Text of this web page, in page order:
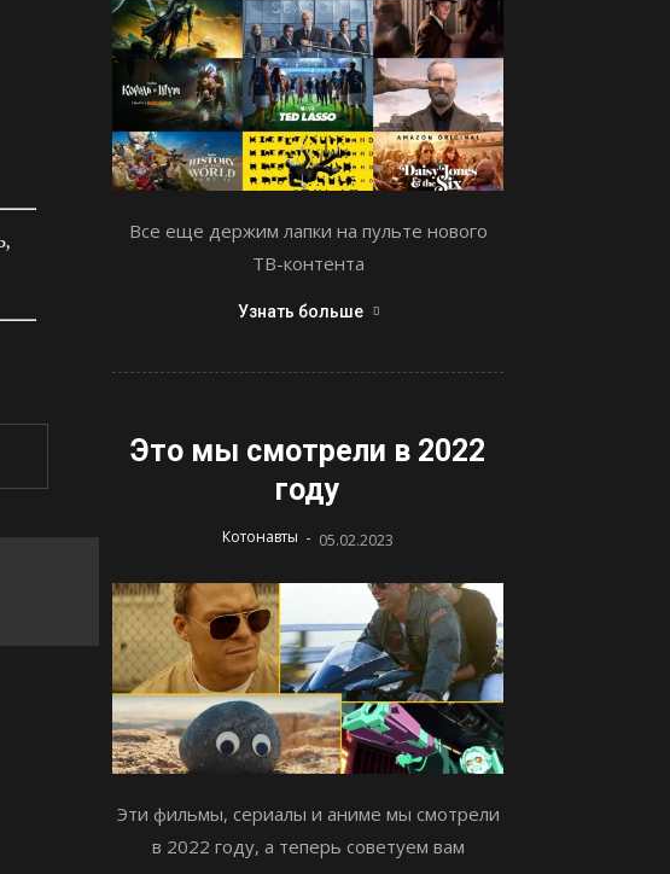
Все еще держим лапки на пульте нового
ТВ-контента
Узнать больше
Это мы смотрели в 2022
году
Котонавты - 05.02.2023
Эти фильмы, сериалы и аниме мы смотрели
в 2022 году, а теперь советуем вам